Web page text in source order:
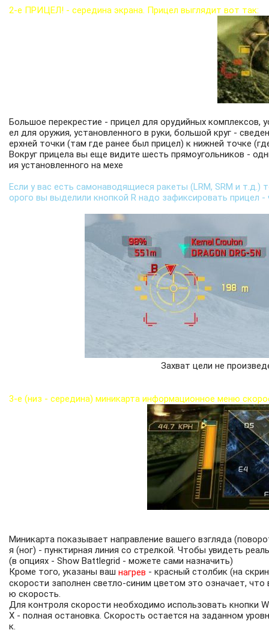
2-е ПРИЦЕЛ! - середина экрана. Прицел выглядит вот так:
Большое перекрестие - прицел для орудийных комплексов,
ел для оружия, установленного в руки, большой круг -
ерхней точки (там где ранее был прицел) к нижней точке
Вокруг прицела вы еще видите шесть прямоугольников -
ия установленного на мехе
Если у вас есть самонаводящиеся ракеты (LRM, SRM и
орого вы выделили кнопкой R надо зафиксировать прицел
Захват цели не
3-е (низ - середина) миникарта информационное меню
Миникарта показывает направление вашего взгляда
я (ног) - пунктирная линия со стрелкой. Чтобы увидеть
(в опциях - Show Battlegrid - можете сами назначить)
Кроме того, указаны ваш нагрев - красный столбик (на
скорости заполнен светло-синим цветом это означает,
ю скорость.
Для контроля скорости необходимо использовать кнопки
X - полная остановка. Скорость остается на заданном
к.